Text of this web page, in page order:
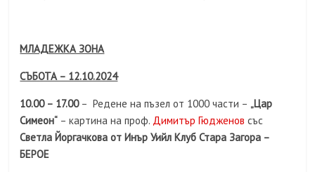
МЛАДЕЖКА ЗОНА
СЪБОТА – 12.10.2024
10.00 – 17.00– Редене на пъзел от 1000 части – „Цар
Симеон“ – картина на проф. Димитър Гюдженов със
Светла Йоргачкова от Инър Уийл Клуб Стара Загора –
БЕРОЕ